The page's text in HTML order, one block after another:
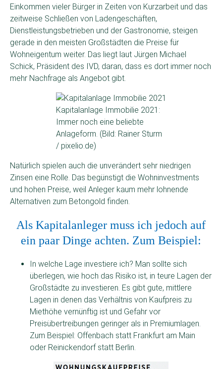
Einkommen vieler Bürger in Zeiten von Kurzarbeit und das
zeitweise Schließen von Ladengeschäften,
Dienstleistungsbetrieben und der Gastronomie, steigen
gerade in den meisten Großstädten die Preise für
Wohneigentum weiter. Das liegt laut Jürgen Michael
Schick, Präsident des IVD, daran, dass es dort immer noch
mehr Nachfrage als Angebot gibt.
Kapitalanlage Immobilie 2021:
Immer noch eine beliebte
Anlageform. (Bild: Rainer Sturm
/ pixelio.de)
Natürlich spielen auch die unverändert sehr niedrigen
Zinsen eine Rolle. Das begünstigt die Wohninvestments
und hohen Preise, weil Anleger kaum mehr lohnende
Alternativen zum Betongold finden.
Als Kapitalanleger muss ich jedoch auf
ein paar Dinge achten. Zum Beispiel:
In welche Lage investiere ich? Man sollte sich
überlegen, wie hoch das Risiko ist, in teure Lagen der
Großstädte zu investieren. Es gibt gute, mittlere
Lagen in denen das Verhältnis von Kaufpreis zu
Miethöhe vernünftig ist und Gefahr vor
Preisübertreibungen geringer als in Premiumlagen.
Zum Beispiel: Offenbach statt Frankfurt am Main
oder Reinickendorf statt Berlin.